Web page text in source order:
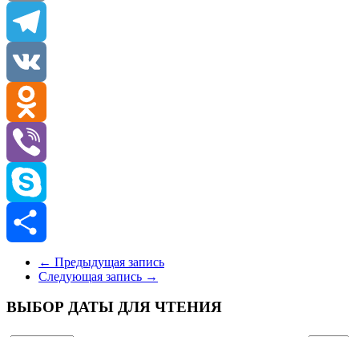
Email
Telegram
VK
Odnoklassniki
Viber
Skype
Отправить
← Предыдущая запись
Следующая запись →
ВЫБОР ДАТЫ ДЛЯ ЧТЕНИЯ